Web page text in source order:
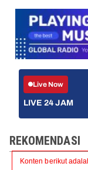
Live Now
LIVE 24 JAM